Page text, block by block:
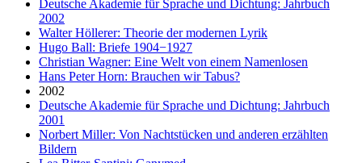
Deutsche Akademie für Sprache und Dichtung: Jahrbuch
2002
Walter Höllerer: Theorie der modernen Lyrik
Hugo Ball: Briefe 1904−1927
Christian Wagner: Eine Welt von einem Namenlosen
Hans Peter Horn: Brauchen wir Tabus?
2002
Deutsche Akademie für Sprache und Dichtung: Jahrbuch
2001
Norbert Miller: Von Nachtstücken und anderen erzählten
Bildern